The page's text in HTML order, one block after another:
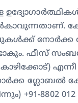
നോര്‍ക്ക
ഫീസ്
(കോഴിക്കോട്)
ഗ്ലോബല്‍
+91-8802